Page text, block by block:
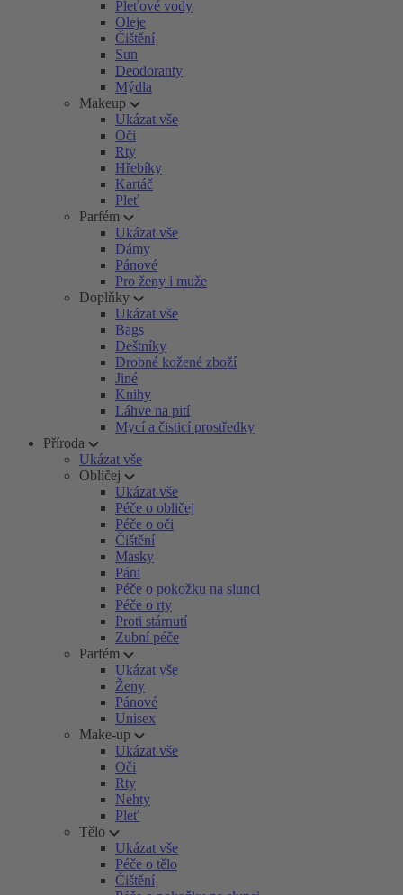
Pleťové vody
Oleje
Čištění
Sun
Deodoranty
Mýdla
Makeup
Ukázat vše
Oči
Rty
Hřebíky
Kartáč
Pleť
Parfém
Ukázat vše
Dámy
Pánové
Pro ženy i muže
Doplňky
Ukázat vše
Bags
Deštníky
Drobné kožené zboží
Jiné
Knihy
Láhve na pití
Mycí a čisticí prostředky
Příroda
Ukázat vše
Obličej
Ukázat vše
Péče o obličej
Péče o oči
Čištění
Masky
Páni
Péče o pokožku na slunci
Péče o rty
Proti stárnutí
Zubní péče
Parfém
Ukázat vše
Ženy
Pánové
Unisex
Make-up
Ukázat vše
Oči
Rty
Nehty
Pleť
Tělo
Ukázat vše
Péče o tělo
Čištění